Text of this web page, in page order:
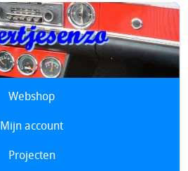
Webshop
Mijn account
Projecten